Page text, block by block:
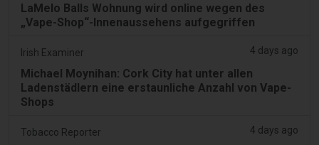
LaMelo Balls Wohnung wird online wegen des
„Vape-Shop“-Innenaussehens aufgegriffen
Irish Examiner 4 days ago
Michael Moynihan: Cork City hat unter allen
Ladenstädlern eine erstaunliche Anzahl von Vape-
Shops
Tobacco Reporter 4 days ago